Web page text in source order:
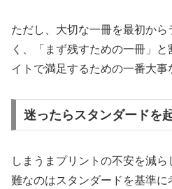
ただし、大切な一冊を最初か
く、「まず残すための一冊」
イトで満足するための一番大事
迷ったらスタンダードを
しまうまプリントの不安を減
難なのはスタンダードを基準